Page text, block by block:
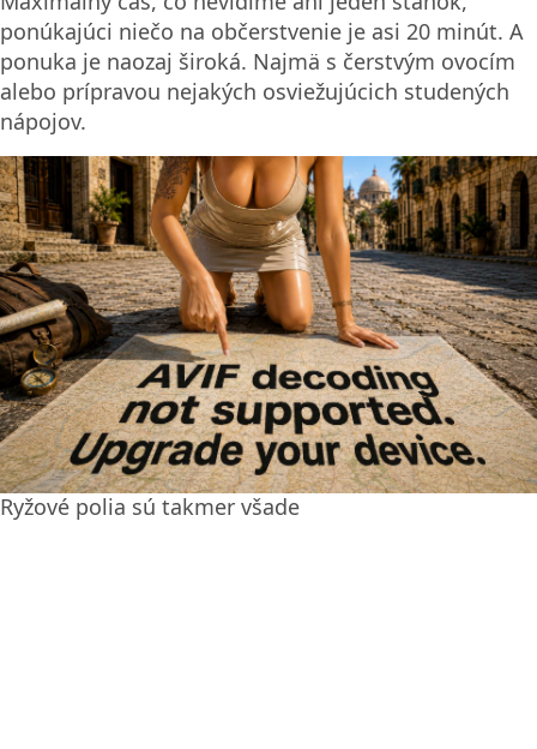
ponúkajúci niečo na občerstvenie je asi 20 minút. A
ponuka je naozaj široká. Najmä s čerstvým ovocím
alebo prípravou nejakých osviežujúcich studených
nápojov.
Ryžové polia sú takmer všade